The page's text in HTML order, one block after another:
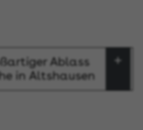
Ablass
in Altshausen